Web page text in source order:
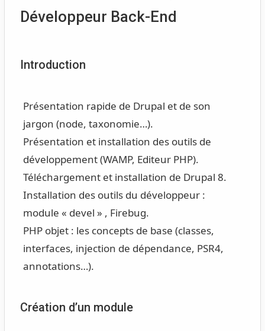
Développeur Back-End
Introduction
Présentation rapide de Drupal et de son
jargon (node, taxonomie…).
Présentation et installation des outils de
développement (WAMP, Editeur PHP).
Téléchargement et installation de Drupal 8.
Installation des outils du développeur :
module « devel » , Firebug.
PHP objet : les concepts de base (classes,
interfaces, injection de dépendance, PSR4,
annotations…).
Création d’un module